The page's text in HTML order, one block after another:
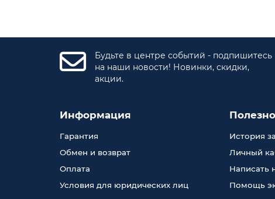
Будьте в центре событий - подпишитесь
на наши новости! Новинки, скидки,
акции.
Информация
Гарантия
Обмен и возврат
Оплата
Условия для юридических лиц
История
Личный
Написать
Помощь